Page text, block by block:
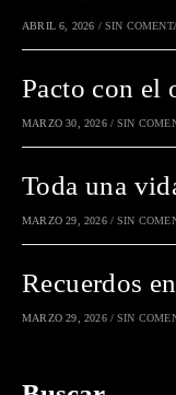
ABRIL 6, 2026 / SIN
Pacto con el
MARZO 30, 2026 / SIN
Toda una
MARZO 29, 2026 / SIN
Recuerdos
MARZO 29, 2026 / SIN